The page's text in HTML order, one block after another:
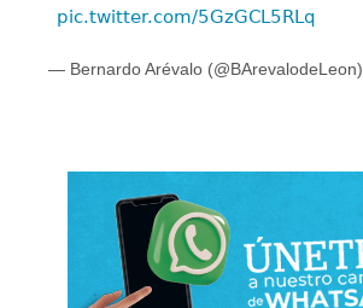
pic.twitter.com/5GzGCL5RLq
— Bernardo Arévalo (@BArevalodeLeon)